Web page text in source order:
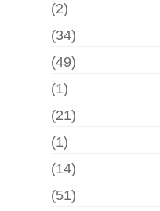
(2)
(34)
(49)
(1)
(21)
(1)
(14)
(51)